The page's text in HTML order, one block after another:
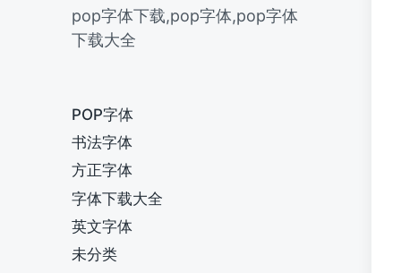
pop字体下载,pop字体,pop字体
下载大全
POP字体
书法字体
方正字体
字体下载大全
英文字体
未分类